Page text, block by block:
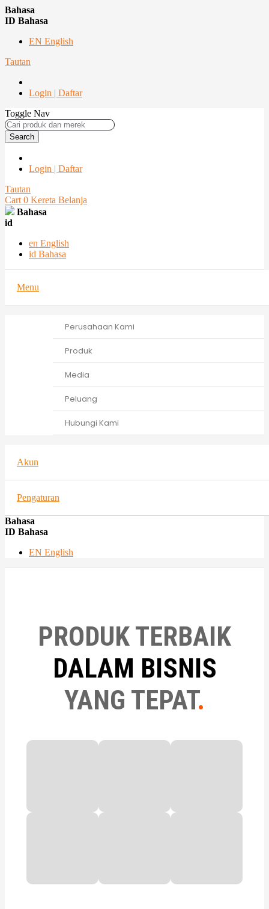
Bahasa
ID Bahasa
EN English
Tautan
Login | Daftar
Toggle Nav
Search
Login | Daftar
Tautan
Cart 0 Kereta Belanja
Bahasa
id
en English
id Bahasa
Menu
Perusahaan Kami
Produk
Media
Peluang
Hubungi Kami
Akun
Pengaturan
Bahasa
ID Bahasa
EN English
PRODUK TERBAIK
DALAM BISNIS
YANG TEPAT.